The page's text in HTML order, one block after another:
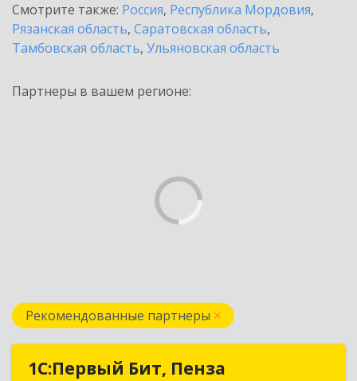
Смотрите также: Россия, Республика Мордовия,
Рязанская область, Саратовская область,
Тамбовская область, Ульяновская область
Партнеры в вашем регионе:
Рекомендованные партнеры
1С:Первый Бит, Пенза1С:Первый Бит, Пенза